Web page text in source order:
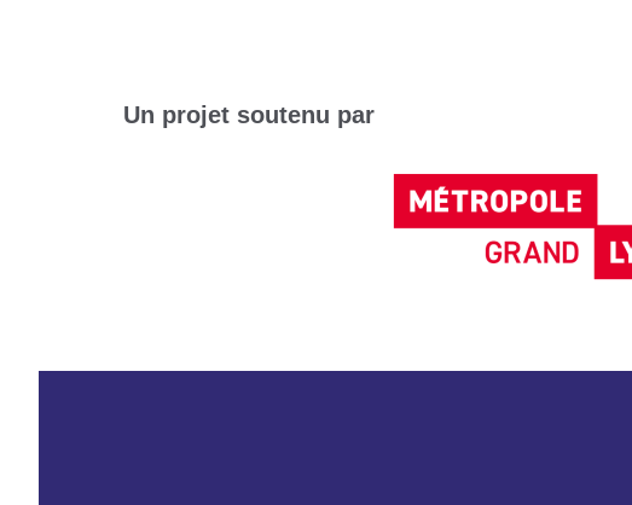
Un projet soutenu par